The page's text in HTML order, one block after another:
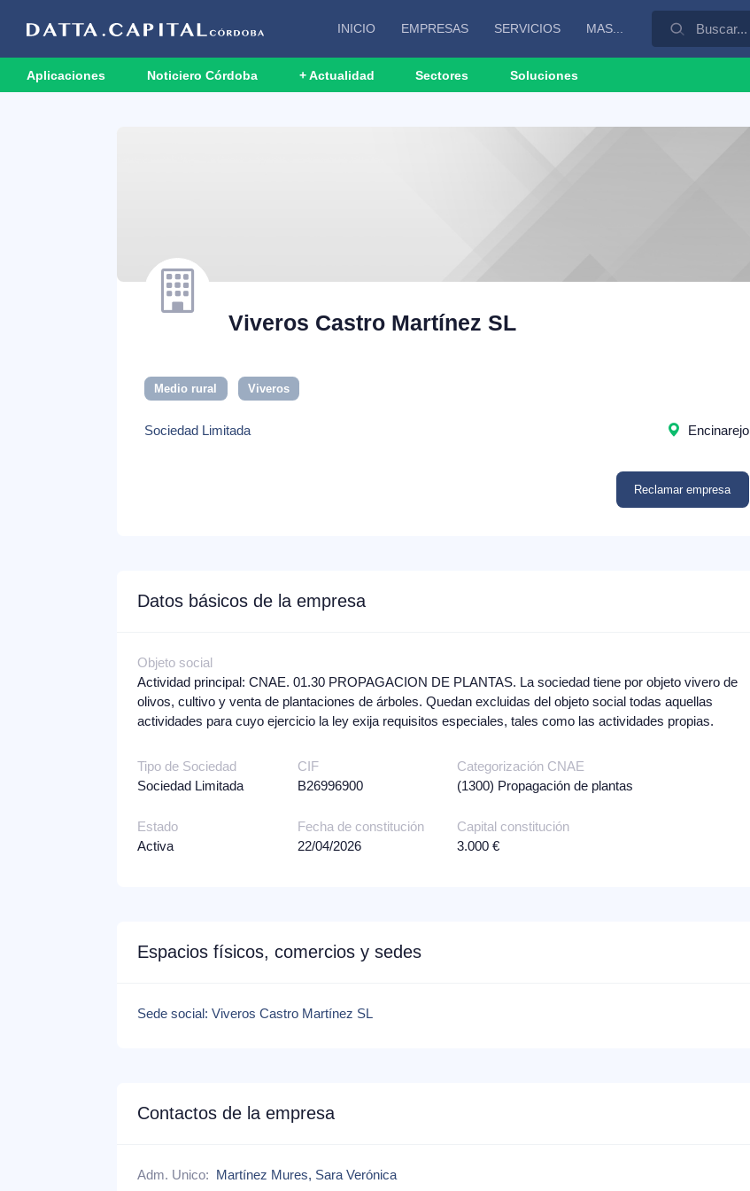
INICIO EMPRESAS SERVICIOS MAS...
Aplicaciones Noticiero Córdoba + Actualidad Sectores Soluciones
Viveros Castro Martínez SL
Medio rural Viveros
Sociedad Limitada Encinarejo
Reclamar empresa
Datos básicos de la empresa
Objeto social
Actividad principal: CNAE. 01.30 PROPAGACION DE PLANTAS. La sociedad tiene por objeto vivero de
olivos, cultivo y venta de plantaciones de árboles. Quedan excluidas del objeto social todas aquellas
actividades para cuyo ejercicio la ley exija requisitos especiales, tales como las actividades propias.
Tipo de Sociedad
Sociedad Limitada
CIF
B26996900
Categorización CNAE
(1300) Propagación de plantas
Estado
Activa
Fecha de constitución
22/04/2026
Capital constitución
3.000 €
Espacios físicos, comercios y sedes
Sede social: Viveros Castro Martínez SL
Contactos de la empresa
Adm. Unico: Martínez Mures, Sara Verónica